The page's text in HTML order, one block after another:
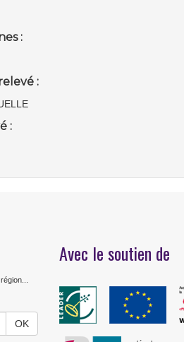
:
:
:
Avec le soutien de